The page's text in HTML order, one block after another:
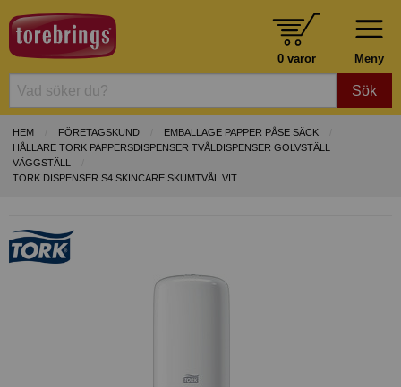
Meny
0 varor
Sök
HEM FÖRETAGSKUND
EMBALLAGE PAPPER PÅSE SÄCK
HÅLLARE TORK PAPPERSDISPENSER TVÅLDISPENSER GOLVSTÄLL
VÄGGSTÄLL
TORK DISPENSER S4 SKINCARE SKUMTVÅL VIT